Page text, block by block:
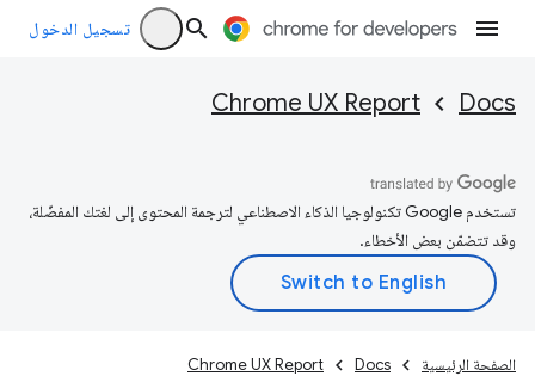
تسجيل الدخول
Docs
Chrome UX Report
تستخدم Google تكنولوجيا الذكاء الاصطناعي لترجمة المحتوى إلى لغتك المفضّلة،
وقد تتضمّن بعض الأخطاء.
الصفحة الرئيسية Docs
Chrome UX Report